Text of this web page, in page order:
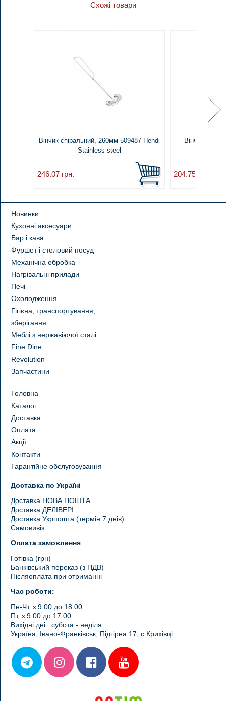
Схожі товари
Вінчик спіральний, 260мм 509487 Hendi
Stainless steel
246.07 грн.
Вінчик
204.75
Новинки
Кухонні аксесуари
Бар і кава
Фуршет і столовий посуд
Механічна обробка
Нагрівальні прилади
Печі
Охолодження
Гігієна, транспортування,
зберігання
Меблі з нержавіючої сталі
Fine Dine
Revolution
Запчастини
Головна
Каталог
Доставка
Оплата
Акції
Контакти
Гарантійне обслуговування
Доставка по Україні
Доставка НОВА ПОШТА
Доставка ДЕЛІВЕРІ
Доставка Укрпошта (термін 7 днів)
Самовивіз
Оплата замовлення
Готівка (грн)
Банківський переказ (з ПДВ)
Післяоплата при отриманні
Час роботи:
Пн-Чт, з 9:00 до 18:00
Пт, з 9:00 до 17:00
Вихідні дні : субота - неділя
Україна, Івано-Франківськ, Підгірна 17, с.Крихівці